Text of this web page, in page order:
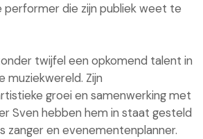
performer die zijn publiek weet te
twijfel een opkomend talent in
muziekwereld. Zijn
groei en samenwerking met
Sven hebben hem in staat gesteld
zanger en evenementenplanner.